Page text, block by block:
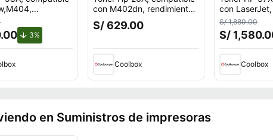
3,000
CF258A
3%
con M402dn, rendimiento
3,100 páginas, negro
Cf226A
S/ 629.00
Coolbox
con
25,000
CF237X
S/ 1,880.00
S/
Coolbox
en Suministros de impresoras